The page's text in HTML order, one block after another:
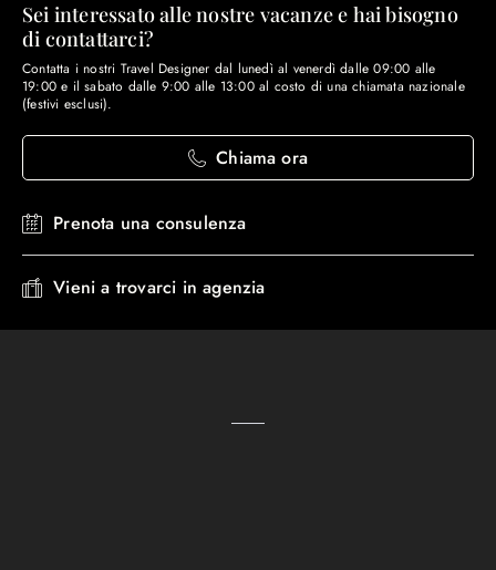
Sei interessato alle nostre vacanze e hai bisogno
di contattarci?
Contatta i nostri Travel Designer dal lunedì al venerdì dalle 09:00 alle
19:00 e il sabato dalle 9:00 alle 13:00 al costo di una chiamata nazionale
(festivi esclusi).
Chiama ora
Prenota una consulenza
Vieni a trovarci in agenzia